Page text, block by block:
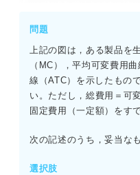
問題
上記の図は，ある製品を
（MC），平均可変費用
線（ATC）を示したもの
い。ただし，総費用＝可
固定費用（一定額）をす
次の記述のうち，妥当な
選択肢